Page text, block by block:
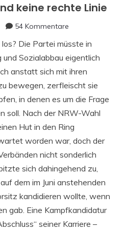
keine rechte Linie
54 Kommentare
Die Partei müsste in
Sozialabbau eigentlich
anstatt sich mit ihren
bewegen, zerfleischt sie
in denen es um die Frage
soll. Nach der NRW-Wahl
Hut in den Ring
worden war, doch der
nicht sonderlich
sich dahingehend zu,
dem im Juni anstehenden
kandidieren wollte, wenn
gab. Eine Kampfkandidatur
seiner Karriere –